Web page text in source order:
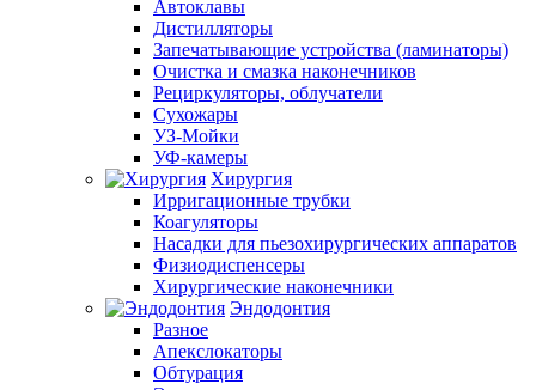
Автоклавы
Дистилляторы
Запечатывающие устройства (ламинаторы)
Очистка и смазка наконечников
Рециркуляторы, облучатели
Сухожары
УЗ-Мойки
УФ-камеры
Хирургия
Ирригационные трубки
Коагуляторы
Насадки для пьезохирургических аппаратов
Физиодиспенсеры
Хирургические наконечники
Эндодонтия
Разное
Апекслокаторы
Обтурация